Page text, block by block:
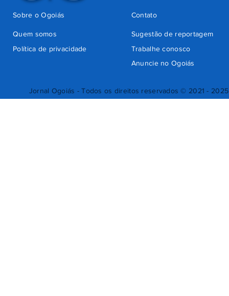
Jornal Ogoiás - Todos os direitos reservados © 2021 - 2025
Quem somos
Sugestão de reportagem
Trabalhe conosco
Política de privacidade
Anuncie no Ogoiás
Contato
Sobre o Ogoiás